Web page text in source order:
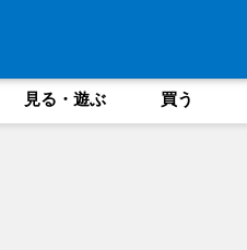
見る・遊ぶ 買う